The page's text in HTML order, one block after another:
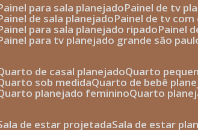
painel para sala planejado painel de tv
painel de sala planejado painel de tv
painel para sala planejado ripado painel
painel para tv planejado grande são
quarto de casal planejado
quarto
quarto sob medida quarto de bebê
quarto planejado feminino quarto
sala de estar projetada sala de estar